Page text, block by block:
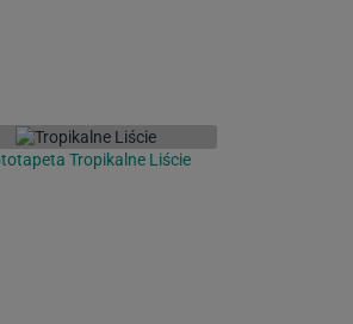
Tropikalne Liście